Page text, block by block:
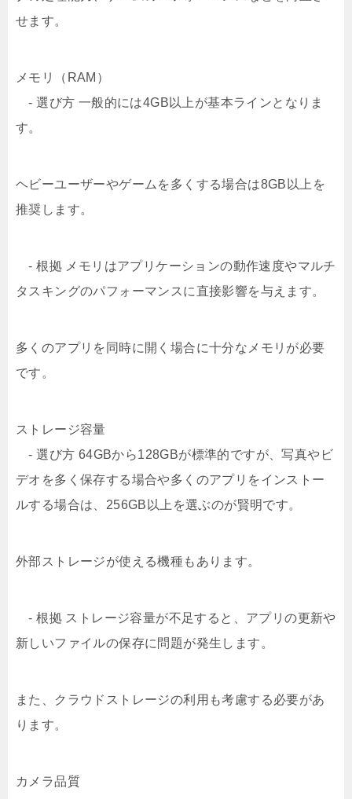
せます。
メモリ（RAM）
- 選び方 一般的には4GB以上が基本ラインとなりま
す。
ヘビーユーザーやゲームを多くする場合は8GB以上を
推奨します。
- 根拠 メモリはアプリケーションの動作速度やマルチ
タスキングのパフォーマンスに直接影響を与えます。
多くのアプリを同時に開く場合に十分なメモリが必要
です。
ストレージ容量
- 選び方 64GBから128GBが標準的ですが、写真やビ
デオを多く保存する場合や多くのアプリをインストー
ルする場合は、256GB以上を選ぶのが賢明です。
外部ストレージが使える機種もあります。
- 根拠 ストレージ容量が不足すると、アプリの更新や
新しいファイルの保存に問題が発生します。
また、クラウドストレージの利用も考慮する必要があ
ります。
カメラ品質